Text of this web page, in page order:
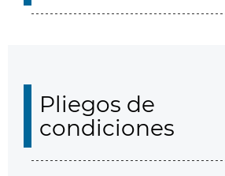
Pliegos de
condiciones